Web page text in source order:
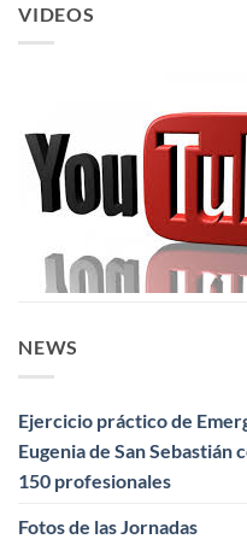
VIDEOS
NEWS
Ejercicio práctico de
Eugenia de San Sebastián
150 profesionales
Fotos de las Jornadas